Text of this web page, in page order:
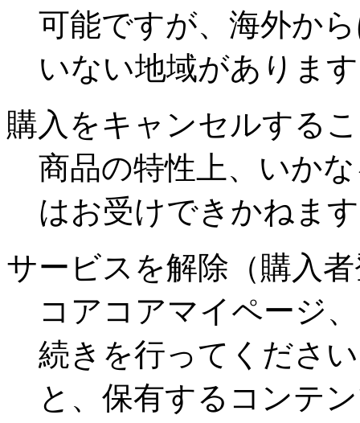
可能ですが、海外か
いない地域がありま
購入をキャンセルする
商品の特性上、いか
はお受けできかねま
サービスを解除（購入
コアコアマイページ
続きを行ってくださ
と、保有するコンテ